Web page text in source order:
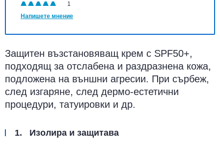
1
Напишете мнение
Защитен възстановяващ крем с SPF50+,
подходящ за отслабена и раздразнена кожа,
подложена на външни агресии. При сърбеж,
след изгаряне, след дермо-естетични
процедури, татуировки и др.
1. Изолира и защитава